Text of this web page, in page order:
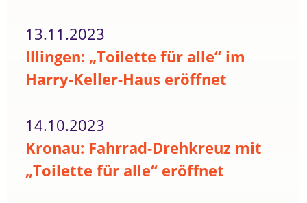
13.11.2023
Illingen: „Toilette für alle“ im
Harry-Keller-Haus eröffnet
14.10.2023
Kronau: Fahrrad-Drehkreuz mit
„Toilette für alle“ eröffnet